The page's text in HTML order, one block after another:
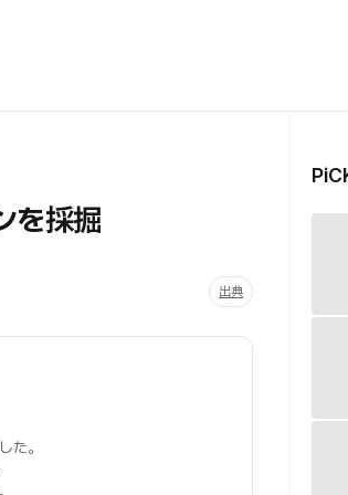
を採掘
出典
た。